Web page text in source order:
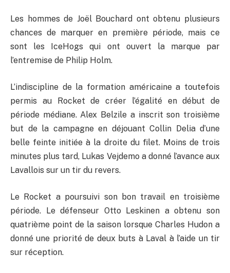
Les hommes de Joël Bouchard ont obtenu plusieurs
chances de marquer en première période, mais ce
sont les IceHogs qui ont ouvert la marque par
l’entremise de Philip Holm.
L’indiscipline de la formation américaine a toutefois
permis au Rocket de créer l’égalité en début de
période médiane. Alex Belzile a inscrit son troisième
but de la campagne en déjouant Collin Delia d’une
belle feinte initiée à la droite du filet. Moins de trois
minutes plus tard, Lukas Vejdemo a donné l’avance aux
Lavallois sur un tir du revers.
Le Rocket a poursuivi son bon travail en troisième
période. Le défenseur Otto Leskinen a obtenu son
quatrième point de la saison lorsque Charles Hudon a
donné une priorité de deux buts à Laval à l’aide un tir
sur réception.